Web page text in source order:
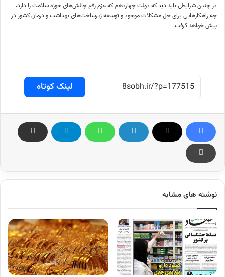
در چنین شرایطی باید دید که دولت چهاردهم که عزم رفع چالش‌‌‌های حوزه سلامت را دارد،
چه راهکارهایی برای حل مشکلات موجود و توسعه زیرساخت‌‌‌های بهداشت و درمان کشور در
پیش خواهد گرفت.
لینک کوتاه
نوشته های مشابه